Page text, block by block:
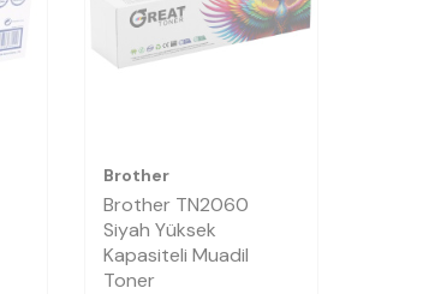
Brother
Brother TN2060
Siyah Yüksek
Kapasiteli Muadil
Toner